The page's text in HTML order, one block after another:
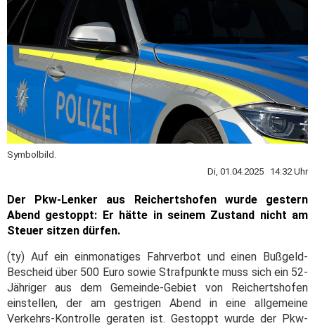
Symbolbild.
Di, 01.04.2025 14:32 Uhr
Der Pkw-Lenker aus Reichertshofen wurde gestern
Abend gestoppt: Er hätte in seinem Zustand nicht am
Steuer sitzen dürfen.
(ty) Auf ein einmonatiges Fahrverbot und einen Bußgeld-
Bescheid über 500 Euro sowie Strafpunkte muss sich ein 52-
Jähriger aus dem Gemeinde-Gebiet von Reichertshofen
einstellen, der am gestrigen Abend in eine allgemeine
Verkehrs-Kontrolle geraten ist. Gestoppt wurde der Pkw-